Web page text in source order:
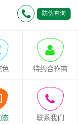
防伪查询
色 特约合作商
态 联系我们